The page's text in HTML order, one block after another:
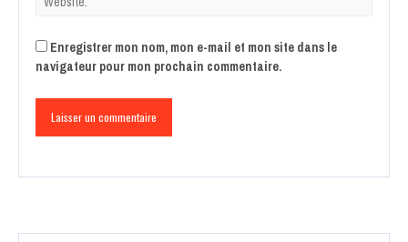
Enregistrer mon nom, mon e-mail et mon site dans le
navigateur pour mon prochain commentaire.